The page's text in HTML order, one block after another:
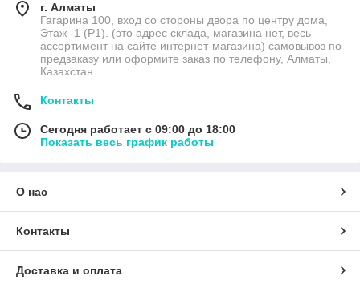
г. Алматы
Гагарина 100, вход со стороны двора по центру дома,
Этаж -1 (P1). (это адрес склада, магазина нет, весь
ассортимент на сайте интернет-магазина) самовывоз по
предзаказу или оформите заказ по телефону, Алматы,
Казахстан
Контакты
Сегодня работает с 09:00 до 18:00
Показать весь график работы
О нас
Контакты
Доставка и оплата